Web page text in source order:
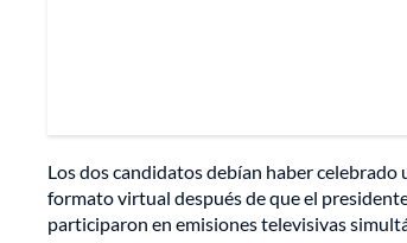
Los dos candidatos debían haber
formato virtual después de que el
participaron en emisiones televisivas